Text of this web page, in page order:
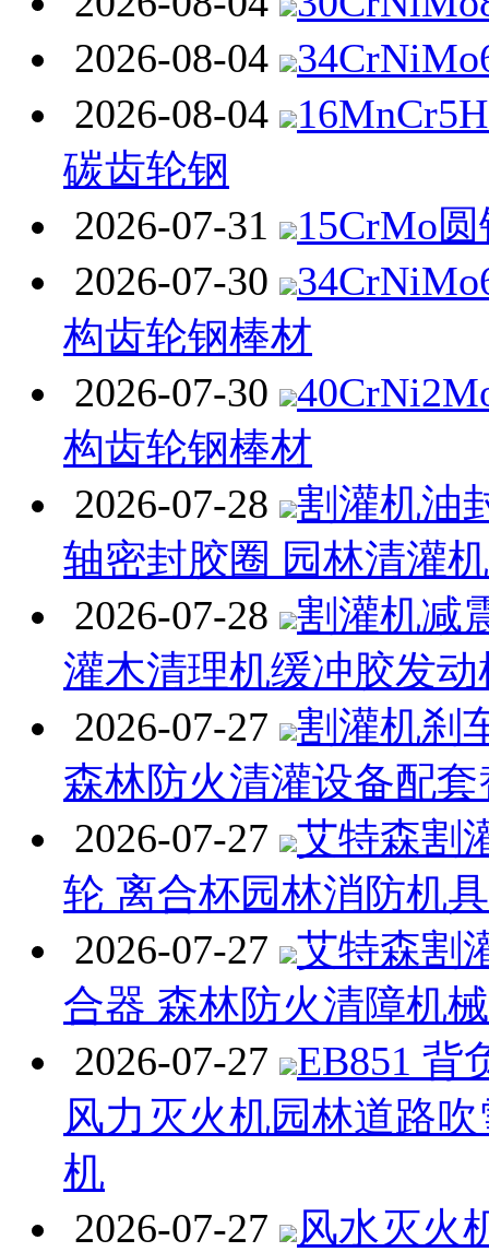
2026-08-04
2026-08-04
碳齿轮钢
2026-07-31
15CrMo
2026-07-30
构齿轮钢棒材
2026-07-30
构齿轮钢棒材
2026-07-28
割灌机油
轴密封胶圈 园林清灌
2026-07-28
割灌机减
灌木清理机缓冲胶发
2026-07-27
割灌机刹
森林防火清灌设备配
2026-07-27
艾特森割
轮 离合杯园林消防机
2026-07-27
艾特森割
合器 森林防火清障机
2026-07-27
EB851 背
风力灭火机园林道路
机
2026-07-27
风水灭火